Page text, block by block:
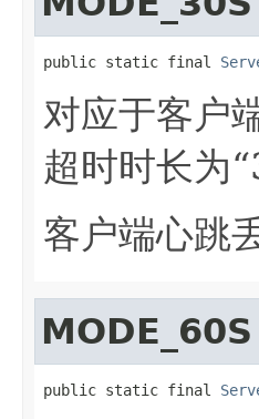
public static final
对应于客户
超时时长为
客户端心跳
MODE_60S
public static final